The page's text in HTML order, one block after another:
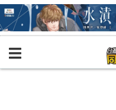
BOOKY書集倉庫